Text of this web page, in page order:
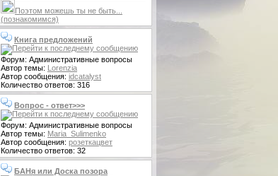
Поэтом можешь ты не быть...
(познакомимся)
Книга предложений
Форум: Административные вопросы
Автор темы: Lorenzia
Автор сообщения: idcatalyst
Количество ответов: 316
Вопрос - ответ>>>
Форум: Административные вопросы
Автор темы: Maria_Sulimenko
Автор сообщения: розеткацвет
Количество ответов: 32
БАНя или Доска позора